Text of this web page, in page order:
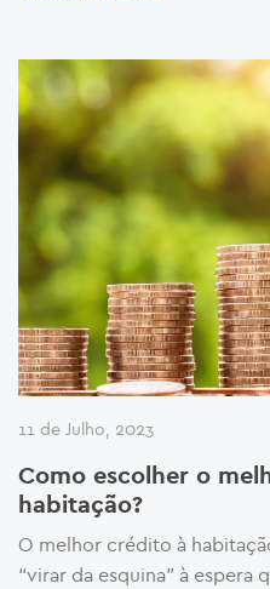
11 de Julho, 2023
Como escolher o
habitação?
O melhor crédito à
“virar da esquina” à espera